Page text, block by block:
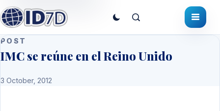
POST
IMC se reúne en el Reino Unido
3 October, 2012